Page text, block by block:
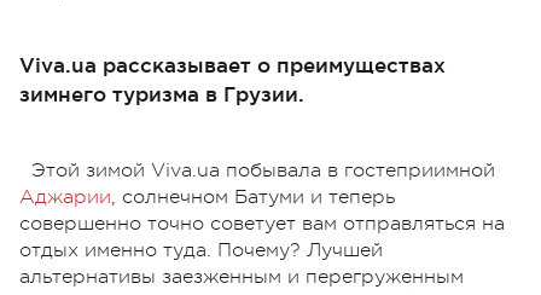
Viva.ua рассказывает о преимуществах
зимнего туризма в Грузии.
Этой зимой Viva.ua побывала в гостеприимной
Аджарии, солнечном Батуми и теперь
совершенно точно советует вам отправляться на
отдых именно туда. Почему? Лучшей
альтернативы заезженным и перегруженным